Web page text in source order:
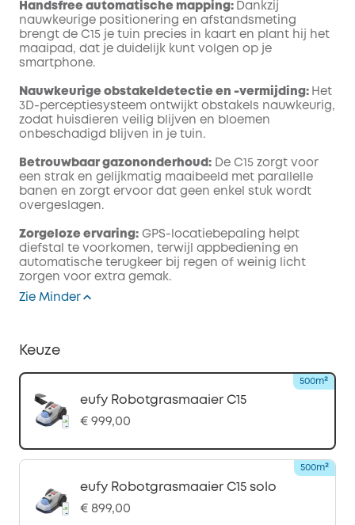
Handsfree automatische mapping: Dankzij
nauwkeurige positionering en afstandsmeting
brengt de C15 je tuin precies in kaart en plant hij het
maaipad, dat je duidelijk kunt volgen op je
smartphone.
Nauwkeurige obstakeldetectie en -vermijding: Het
3D-perceptiesysteem ontwijkt obstakels nauwkeurig,
zodat huisdieren veilig blijven en bloemen
onbeschadigd blijven in je tuin.
Betrouwbaar gazononderhoud: De C15 zorgt voor
een strak en gelijkmatig maaibeeld met parallelle
banen en zorgt ervoor dat geen enkel stuk wordt
overgeslagen.
Zorgeloze ervaring: GPS-locatiebepaling helpt
diefstal te voorkomen, terwijl appbediening en
automatische terugkeer bij regen of weinig licht
zorgen voor extra gemak.
Zie Minder
Keuze
eufy Robotgrasmaaier C15
€ 999,00
500m²
eufy Robotgrasmaaier C15 solo
€ 899,00
500m²